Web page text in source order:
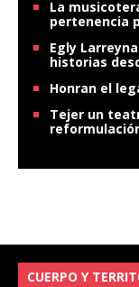
La
pertenencia
Egly
historias
Honran el
Tejer un
CUERPO Y